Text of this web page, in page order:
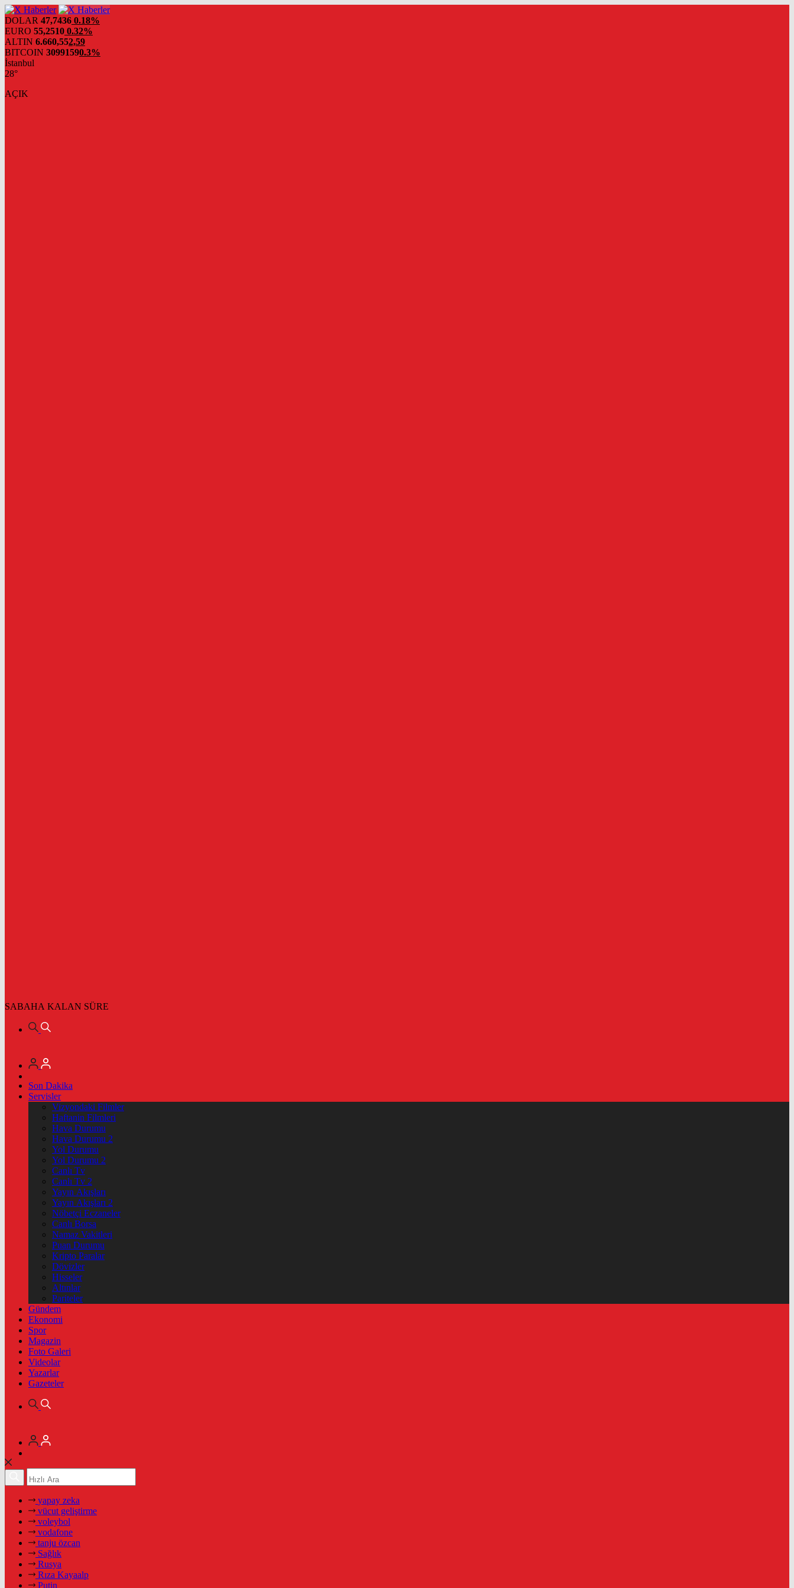
DOLAR 47,7436 0.18%
EURO 55,2510 0.32%
ALTIN 6.660,552,59
BITCOIN 30991590.3%
İstanbul
28°
AÇIK
SABAHA KALAN SÜRE
Son Dakika
Servisler
Vizyondaki Filmler
Haftanin Filmleri
Hava Durumu
Hava Durumu 2
Yol Durumu
Yol Durumu 2
Canlı Tv
Canlı Tv 2
Yayın Akışları
Yayın Akışları 2
Nöbetçi Eczaneler
Canlı Borsa
Namaz Vakitleri
Puan Durumu
Kripto Paralar
Dövizler
Hisseler
Altınlar
Pariteler
Gündem
Ekonomi
Spor
Magazin
Foto Galeri
Videolar
Yazarlar
Gazeteler
yapay zeka
vücut geliştirme
voleybol
vodafone
tanju özcan
Sağlık
Rusya
Rıza Kayaalp
Putin